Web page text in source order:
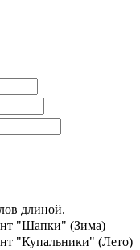
длиной.
"Шапки" (Зима)
"Купальники" (Лето)